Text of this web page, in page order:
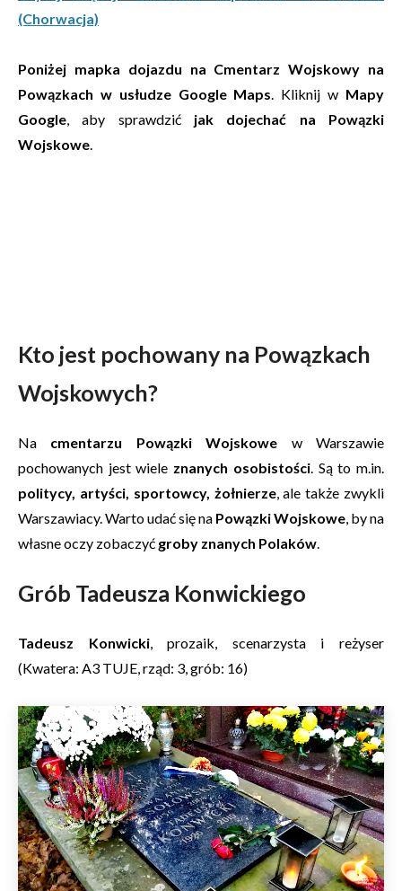
(Chorwacja)
Poniżej mapka dojazdu na Cmentarz Wojskowy na
Powązkach w usłudze Google Maps. Kliknij w Mapy
Google, aby sprawdzić jak dojechać na Powązki
Wojskowe.
Kto jest pochowany na Powązkach
Wojskowych?
Na cmentarzu Powązki Wojskowe w Warszawie
pochowanych jest wiele znanych osobistości. Są to m.in.
politycy, artyści, sportowcy, żołnierze, ale także zwykli
Warszawiacy. Warto udać się na Powązki Wojskowe, by na
własne oczy zobaczyć groby znanych Polaków.
Grób Tadeusza Konwickiego
Tadeusz Konwicki, prozaik, scenarzysta i reżyser
(Kwatera: A3 TUJE, rząd: 3, grób: 16)